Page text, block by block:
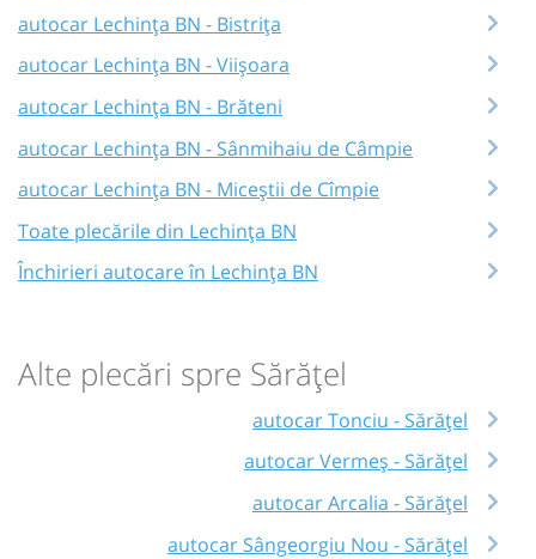
autocar Lechința BN - Bistrița
autocar Lechința BN - Viișoara
autocar Lechința BN - Brăteni
autocar Lechința BN - Sânmihaiu de Câmpie
autocar Lechința BN - Miceștii de Cîmpie
Toate plecările din Lechința BN
Închirieri autocare în Lechința BN
Alte plecări spre Sărățel
autocar Tonciu - Sărățel
autocar Vermeș - Sărățel
autocar Arcalia - Sărățel
autocar Sângeorgiu Nou - Sărățel